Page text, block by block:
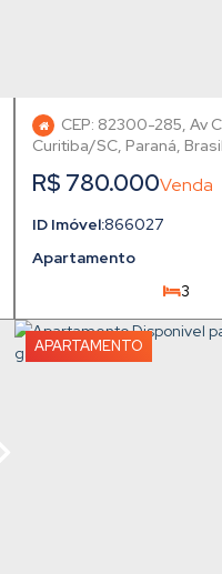
Apartamento
R$ 780.000
866027
CEP: 82300-285, Av
Curitiba
, Paraná, Brasil
3
APARTAMENTO